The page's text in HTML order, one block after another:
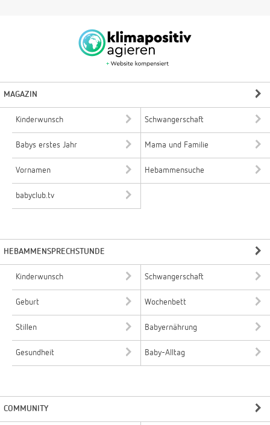
MAGAZIN
Kinderwunsch Schwangerschaft
Babys erstes Jahr Mama und Familie
Vornamen Hebammensuche
babyclub.tv
HEBAMMENSPRECHSTUNDE
Kinderwunsch Schwangerschaft
Geburt Wochenbett
Stillen Babyernährung
Gesundheit Baby-Alltag
COMMUNITY